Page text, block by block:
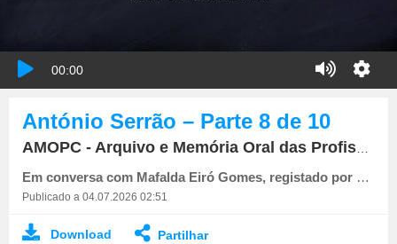
00:00
António Serrão – Parte 8 de 10
AMOPC - Arquivo e Memória Oral das Profissões da Comunicação
Em conversa com Mafalda Eiró Gomes, registado por Miguel Batista.
Publicado a 04.07.2026 02:51
Download Partilhar